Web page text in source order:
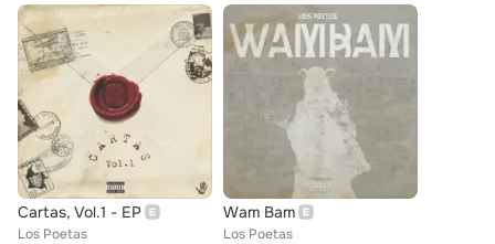
Cartas, Vol.1 - EP
Los Poetas
Wam Bam
Los Poetas